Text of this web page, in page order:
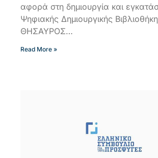
αφορά στη δημιουργία και
Ψηφιακής Δημιουργικής
ΘΗΣΑΥΡΟΣ…
Read More »